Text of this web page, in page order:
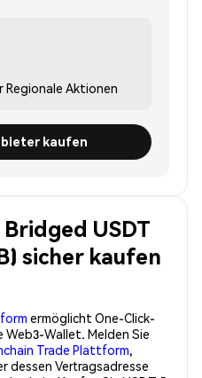
Regionale Aktionen
kaufen
USDT
sicher kaufen
ermöglicht One-Click-
Wallet. Melden Sie
Trade Plattform,
dessen Vertragsadresse